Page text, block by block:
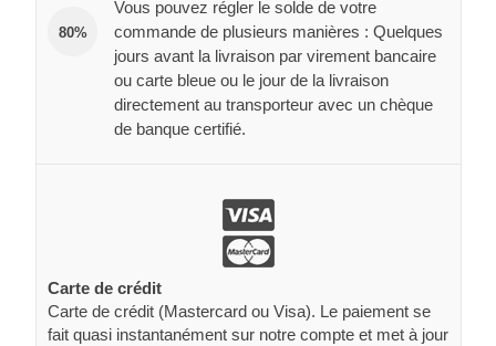
80%
Vous pouvez régler le solde de votre
commande de plusieurs manières : Quelques
jours avant la livraison par virement bancaire
ou carte bleue ou le jour de la livraison
directement au transporteur avec un chèque
de banque certifié.
Carte de crédit
Carte de crédit (Mastercard ou Visa). Le paiement se
fait quasi instantanément sur notre compte et met à jour